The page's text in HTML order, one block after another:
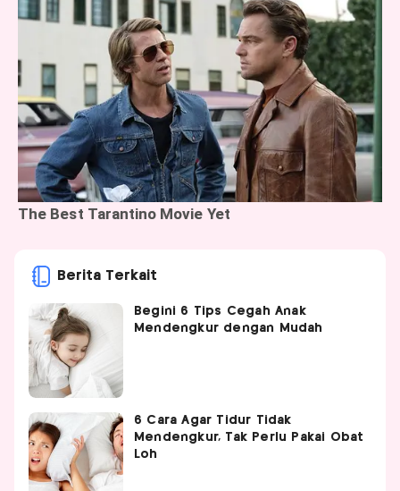
Berita Terkait
Begini 6 Tips Cegah Anak
Mendengkur dengan Mudah
6 Cara Agar Tidur Tidak
Mendengkur, Tak Perlu Pakai Obat
Loh